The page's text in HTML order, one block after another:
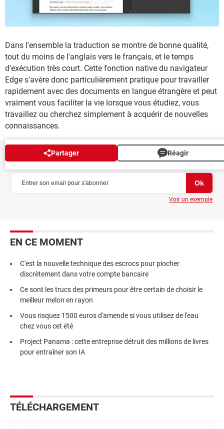
Dans l'ensemble la traduction se montre de bonne qualité,
tout du moins de l'anglais vers le français, et le temps
d'exécution très court. Cette fonction native du navigateur
Edge s'avère donc particulièrement pratique pour travailler
rapidement avec des documents en langue étrangère et peut
vraiment vous faciliter la vie lorsque vous étudiez, vous
travaillez ou cherchez simplement à acquérir de nouvelles
connaissances.
Partager Réagir
NEWSLETTER
Voir un exemple
EN CE MOMENT
C'est la nouvelle technique des escrocs pour piocher
discrètement dans votre compte bancaire
Ce sont les trucs des primeurs pour être certain de choisir le
meilleur melon en rayon
Vous risquez 1500 euros d'amende si vous utilisez de l'eau
chez vous cet été
Project Panama : cette entreprise détruit des millions de livres
pour entraîner son IA
TÉLÉCHARGEMENT